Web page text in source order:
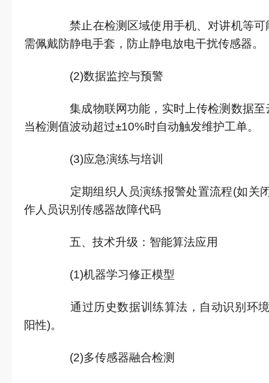
禁止在检测区域使用手机、对讲机等可
需佩戴防静电手套，防止静电放电干扰传感器。
(2)数据监控与预警
集成物联网功能，实时上传检测数据至
当检测值波动超过±10%时自动触发维护工单。
(3)应急演练与培训
定期组织人员演练报警处置流程(如关
作人员识别传感器故障代码
五、技术升级：智能算法应用
(1)机器学习修正模型
通过历史数据训练算法，自动识别环境
阳性)。
(2)多传感器融合检测